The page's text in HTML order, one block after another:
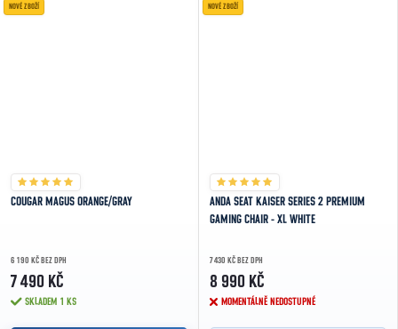
polohovatelným...
NOVÉ ZBOŽÍ
COUGAR MAGUS ORANGE/GRAY
6 190 KČ BEZ DPH
7 490 KČ
SKLADEM 1 KS
NOVÉ ZBOŽÍ
ANDA SEAT KAISER SERIES 2 PREMIUM
GAMING CHAIR - XL WHITE
7 430 KČ BEZ DPH
8 990 KČ
MOMENTÁLNĚ NEDOSTUPNÉ